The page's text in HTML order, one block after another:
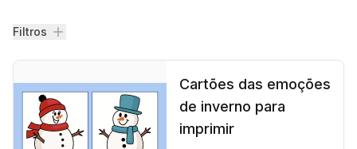
Filtros
Filtros
Cartões das emoções
de inverno para
imprimir